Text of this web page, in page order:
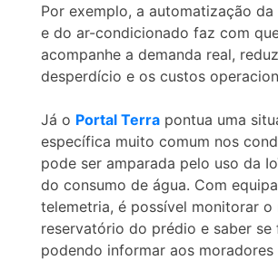
Por exemplo, a automatização da
e do ar-condicionado faz com
acompanhe a demanda real,
desperdício e os custos
Já o Portal Terrapontua uma
específica muito comum nos
pode ser amparada pelo uso da
do consumo de água. Com
telemetria, é possível monitorar o
reservatório do prédio e saber se
podendo informar aos moradores